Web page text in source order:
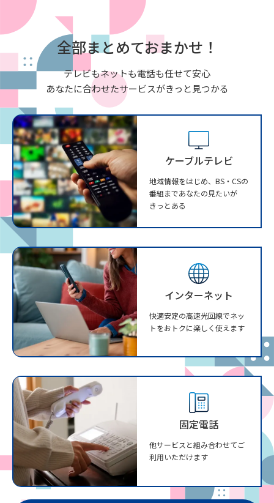
全部まとめておまかせ！
テレビもネットも電話も任せて安心
あなたに合わせたサービスがきっと見つかる
ケーブルテレビ
地域情報をはじめ、BS・CSの
番組まであなたの見たいが
きっとある
インターネット
快適安定の高速光回線でネッ
トをおトクに楽しく使えます
固定電話
他サービスと組み合わせてご
利用いただけます